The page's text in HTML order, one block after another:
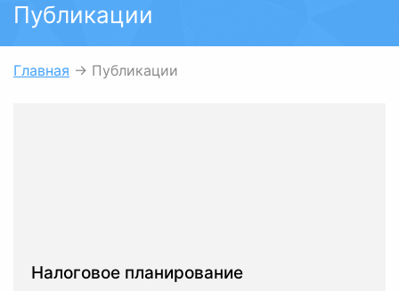
Главная → Публикации
Публикации
Налоговое планирование